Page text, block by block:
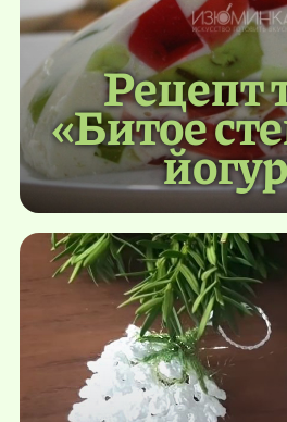
Рецепт
«Битое